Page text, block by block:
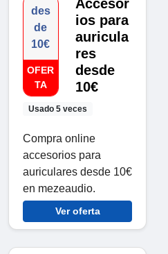
des
de
10€
OFER
TA
Usado 5 veces
Accesor
ios para
auricula
res
desde
10€
Compra online
accesorios para
auriculares desde 10€
en mezeaudio.
Ver oferta